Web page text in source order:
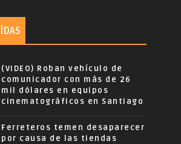
(VIDEO) Roban vehículo de
comunicador con más de 26
mil dólares en equipos
cinematográficos en Santiago
Ferreteros temen desaparecer
por causa de las tiendas